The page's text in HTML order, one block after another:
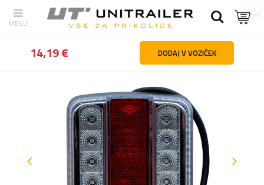
Nazaj domov Razsvetljava in elektrika Zadnje luči
14,19 € DODAJ V VOZIČEK